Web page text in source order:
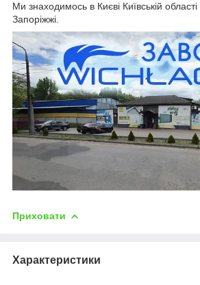
Ми знаходимось в Києві Київській
Запоріжжі.
Приховати
Характеристики